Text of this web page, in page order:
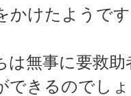
かけたようで
無事に要救助
できるのでし